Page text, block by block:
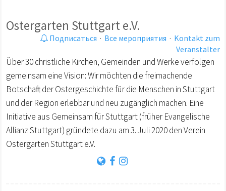
Ostergarten Stuttgart e.V.
Подписаться · Все мероприятия · Kontakt zum
Veranstalter
Über 30 christliche Kirchen, Gemeinden und Werke verfolgen
gemeinsam eine Vision: Wir möchten die freimachende
Botschaft der Ostergeschichte für die Menschen in Stuttgart
und der Region erlebbar und neu zugänglich machen. Eine
Initiative aus Gemeinsam für Stuttgart (früher Evangelische
Allianz Stuttgart) gründete dazu am 3. Juli 2020 den Verein
Ostergarten Stuttgart e.V.